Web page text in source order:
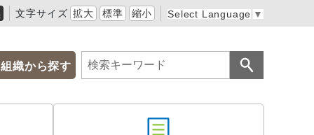
文字サイズ 拡大 標準 縮小 Select Language ▼
組織から探す